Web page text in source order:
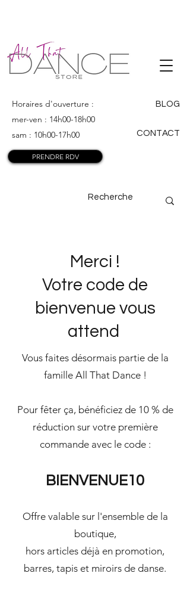
ALL THAT
DANCE
Horaires d'ouverture :
mer-ven : 14h00-18h00
sam : 10h00-17h00
BLOG
CONTACT
PRENDRE RDV
Merci !
Votre code de
bienvenue vous
attend
Vous faites désormais partie de la
famille All That Dance !
Pour fêter ça, bénéficiez de 10 % de
réduction sur votre première
commande avec le code :
BIENVENUE10
Offre valable sur l'ensemble de la
boutique,
hors articles déjà en promotion,
barres, tapis et miroirs de danse.